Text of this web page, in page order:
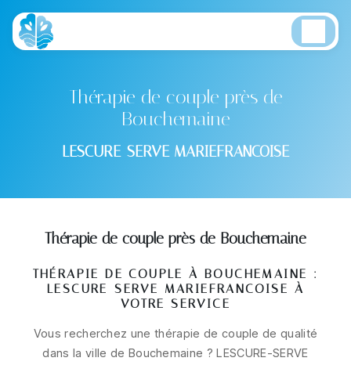
Thérapie de couple près de
Bouchemaine
LESCURE-SERVE MARIEFRANCOISE
Thérapie de couple près de Bouchemaine
THÉRAPIE DE COUPLE À BOUCHEMAINE :
LESCURE-SERVE MARIEFRANCOISE À
VOTRE SERVICE
Vous recherchez une thérapie de couple de qualité
dans la ville de Bouchemaine ? LESCURE-SERVE